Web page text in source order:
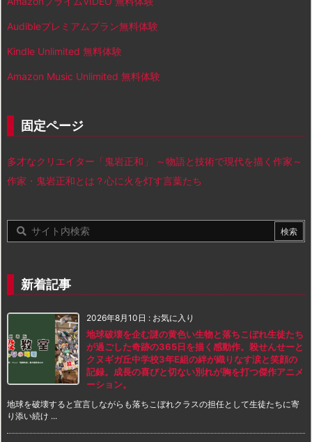
Audibleプレミアムプラン無料体験
Kindle Unlimited 無料体験
Amazon Music Unlimited 無料体験
固定ページ
多才なクリエイター「鬼岩正和」 ～物語と技術で現代を描く作家～
作家・鬼岩正和とは？心に火を灯す言葉たち
新着記事
2026年8月10日 : お気に入り
地球破壊を企む謎の黄色い生物と落ちこぼれ生徒たち
が過ごした奇跡の365日を描く感動作。殺せんせーと
クヌギガ丘中学校3年E組の絆が織りなす涙と笑顔の
記録。成長の喜びと切ない別れが胸を打つ傑作アニメ
ーション。
地球を破壊すると宣言しながらも落ちこぼれクラスの担任として生徒たちに寄
り添い続け ...